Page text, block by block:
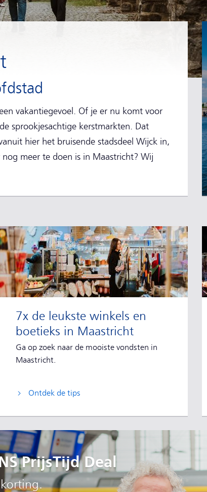
vakantiegevoel. Of je er nu komt voor
sprookjesachtige kerstmarkten. Dat
hier het bruisende stadsdeel Wijck in,
meer te doen is in Maastricht? Wij
7x de leukste winkels en
boetieks in Maastricht
Ga op zoek naar de mooiste vondsten in
Maastricht.
Ontdek de tips
PrijsTijd Deal